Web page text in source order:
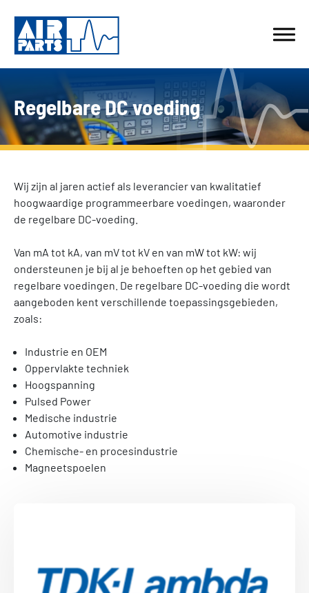
Regelbare DC voeding
Wij zijn al jaren actief als leverancier van kwalitatief
hoogwaardige programmeerbare voedingen, waaronder
de regelbare DC-voeding.
Van mA tot kA, van mV tot kV en van mW tot kW: wij
ondersteunen je bij al je behoeften op het gebied van
regelbare voedingen. De regelbare DC-voeding die wordt
aangeboden kent verschillende toepassingsgebieden,
zoals:
Industrie en OEM
Oppervlakte techniek
Hoogspanning
Pulsed Power
Medische industrie
Automotive industrie
Chemische- en procesindustrie
Magneetspoelen